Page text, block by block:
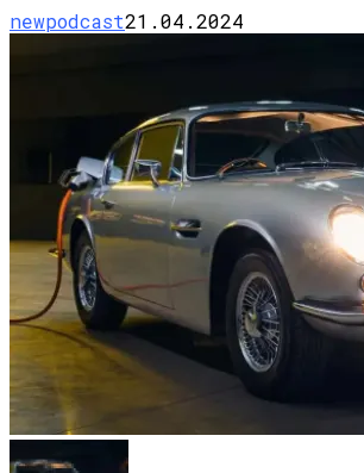
newpodcast21.04.2024